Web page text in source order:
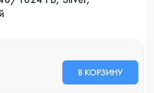
В КОРЗИНУ